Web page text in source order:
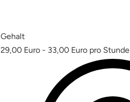
Gehalt
29,00 Euro - 33,00 Euro pro Stunde